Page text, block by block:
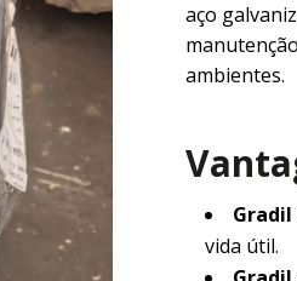
aço
ambientes.
vida útil.